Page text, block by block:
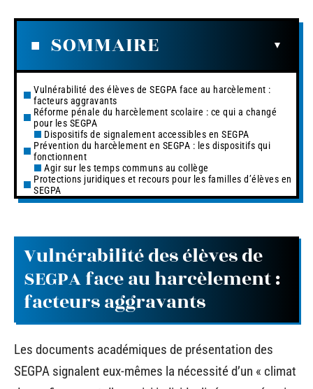
SOMMAIRE
Vulnérabilité des élèves de SEGPA face au harcèlement :
facteurs aggravants
Réforme pénale du harcèlement scolaire : ce qui a changé
pour les SEGPA
Dispositifs de signalement accessibles en SEGPA
Prévention du harcèlement en SEGPA : les dispositifs qui
fonctionnent
Agir sur les temps communs au collège
Protections juridiques et recours pour les familles d’élèves en
SEGPA
Vulnérabilité des élèves de
SEGPA face au harcèlement :
facteurs aggravants
Les documents académiques de présentation des
SEGPA signalent eux-mêmes la nécessité d’un « climat